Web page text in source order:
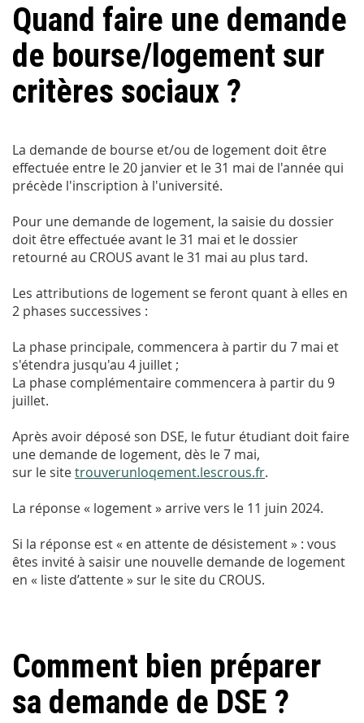
Quand faire une demande
de bourse/logement sur
critères sociaux ?
La demande de bourse et/ou de logement doit être
effectuée entre le 20 janvier et le 31 mai de l'année qui
précède l'inscription à l'université.
Pour une demande de logement, la saisie du dossier
doit être effectuée avant le 31 mai et le dossier
retourné au CROUS avant le 31 mai au plus tard.
Les attributions de logement se feront quant à elles en
2 phases successives :
La phase principale, commencera à partir du 7 mai et
s'étendra jusqu'au 4 juillet ;
La phase complémentaire commencera à partir du 9
juillet.
Après avoir déposé son DSE, le futur étudiant doit faire
une demande de logement, dès le 7 mai,
sur le sitetrouverunloqement.lescrous.fr.
La réponse « logement » arrive vers le 11 juin 2024.
Si la réponse est « en attente de désistement » : vous
êtes invité à saisir une nouvelle demande de logement
en « liste d’attente » sur le site du CROUS.
Comment bien préparer
sa demande de DSE ?